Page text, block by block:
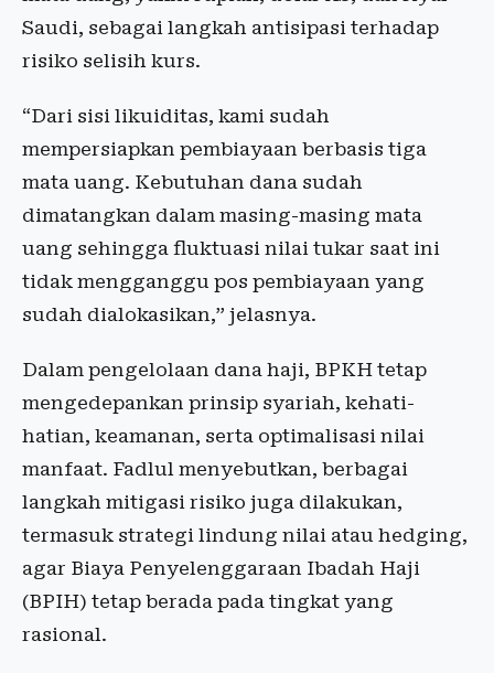
Saudi, sebagai langkah antisipasi terhadap
risiko selisih kurs.
“Dari sisi likuiditas, kami sudah
mempersiapkan pembiayaan berbasis tiga
mata uang. Kebutuhan dana sudah
dimatangkan dalam masing-masing mata
uang sehingga fluktuasi nilai tukar saat ini
tidak mengganggu pos pembiayaan yang
sudah dialokasikan,” jelasnya.
Dalam pengelolaan dana haji, BPKH tetap
mengedepankan prinsip syariah, kehati-
hatian, keamanan, serta optimalisasi nilai
manfaat. Fadlul menyebutkan, berbagai
langkah mitigasi risiko juga dilakukan,
termasuk strategi lindung nilai atau hedging,
agar Biaya Penyelenggaraan Ibadah Haji
(BPIH) tetap berada pada tingkat yang
rasional.